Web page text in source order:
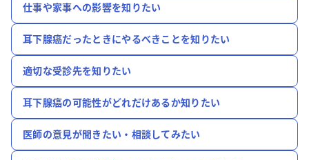
仕事や家事への影響を知りたい
耳下腺癌だったときにやるべきことを知りたい
適切な受診先を知りたい
耳下腺癌の可能性がどれだけあるか知りたい
医師の意見が聞きたい・相談してみたい